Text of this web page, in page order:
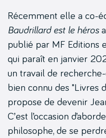
Récemment elle a co-
Baudrillard est le héros
publié par MF Editions
qui paraît en janvier
un travail de
bien connu des "Livres
propose de devenir
C’est l’occasion
philosophe, de se